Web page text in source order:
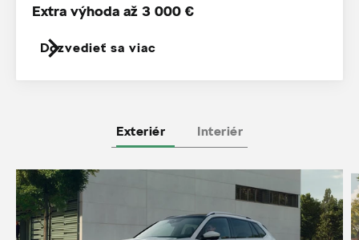
Dozvedieť sa viac
Extra výhoda až 3 000 €
Exteriér Interiér